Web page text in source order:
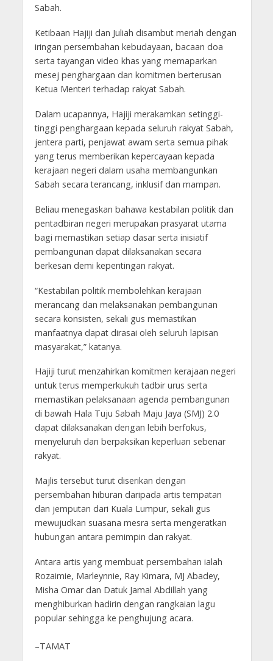
Sabah.
Ketibaan Hajiji dan Juliah disambut meriah dengan
iringan persembahan kebudayaan, bacaan doa
serta tayangan video khas yang memaparkan
mesej penghargaan dan komitmen berterusan
Ketua Menteri terhadap rakyat Sabah.
Dalam ucapannya, Hajiji merakamkan setinggi-
tinggi penghargaan kepada seluruh rakyat Sabah,
jentera parti, penjawat awam serta semua pihak
yang terus memberikan kepercayaan kepada
kerajaan negeri dalam usaha membangunkan
Sabah secara terancang, inklusif dan mampan.
Beliau menegaskan bahawa kestabilan politik dan
pentadbiran negeri merupakan prasyarat utama
bagi memastikan setiap dasar serta inisiatif
pembangunan dapat dilaksanakan secara
berkesan demi kepentingan rakyat.
“Kestabilan politik membolehkan kerajaan
merancang dan melaksanakan pembangunan
secara konsisten, sekali gus memastikan
manfaatnya dapat dirasai oleh seluruh lapisan
masyarakat,” katanya.
Hajiji turut menzahirkan komitmen kerajaan negeri
untuk terus memperkukuh tadbir urus serta
memastikan pelaksanaan agenda pembangunan
di bawah Hala Tuju Sabah Maju Jaya (SMJ) 2.0
dapat dilaksanakan dengan lebih berfokus,
menyeluruh dan berpaksikan keperluan sebenar
rakyat.
Majlis tersebut turut diserikan dengan
persembahan hiburan daripada artis tempatan
dan jemputan dari Kuala Lumpur, sekali gus
mewujudkan suasana mesra serta mengeratkan
hubungan antara pemimpin dan rakyat.
Antara artis yang membuat persembahan ialah
Rozaimie, Marleynnie, Ray Kimara, MJ Abadey,
Misha Omar dan Datuk Jamal Abdillah yang
menghiburkan hadirin dengan rangkaian lagu
popular sehingga ke penghujung acara.
–TAMAT